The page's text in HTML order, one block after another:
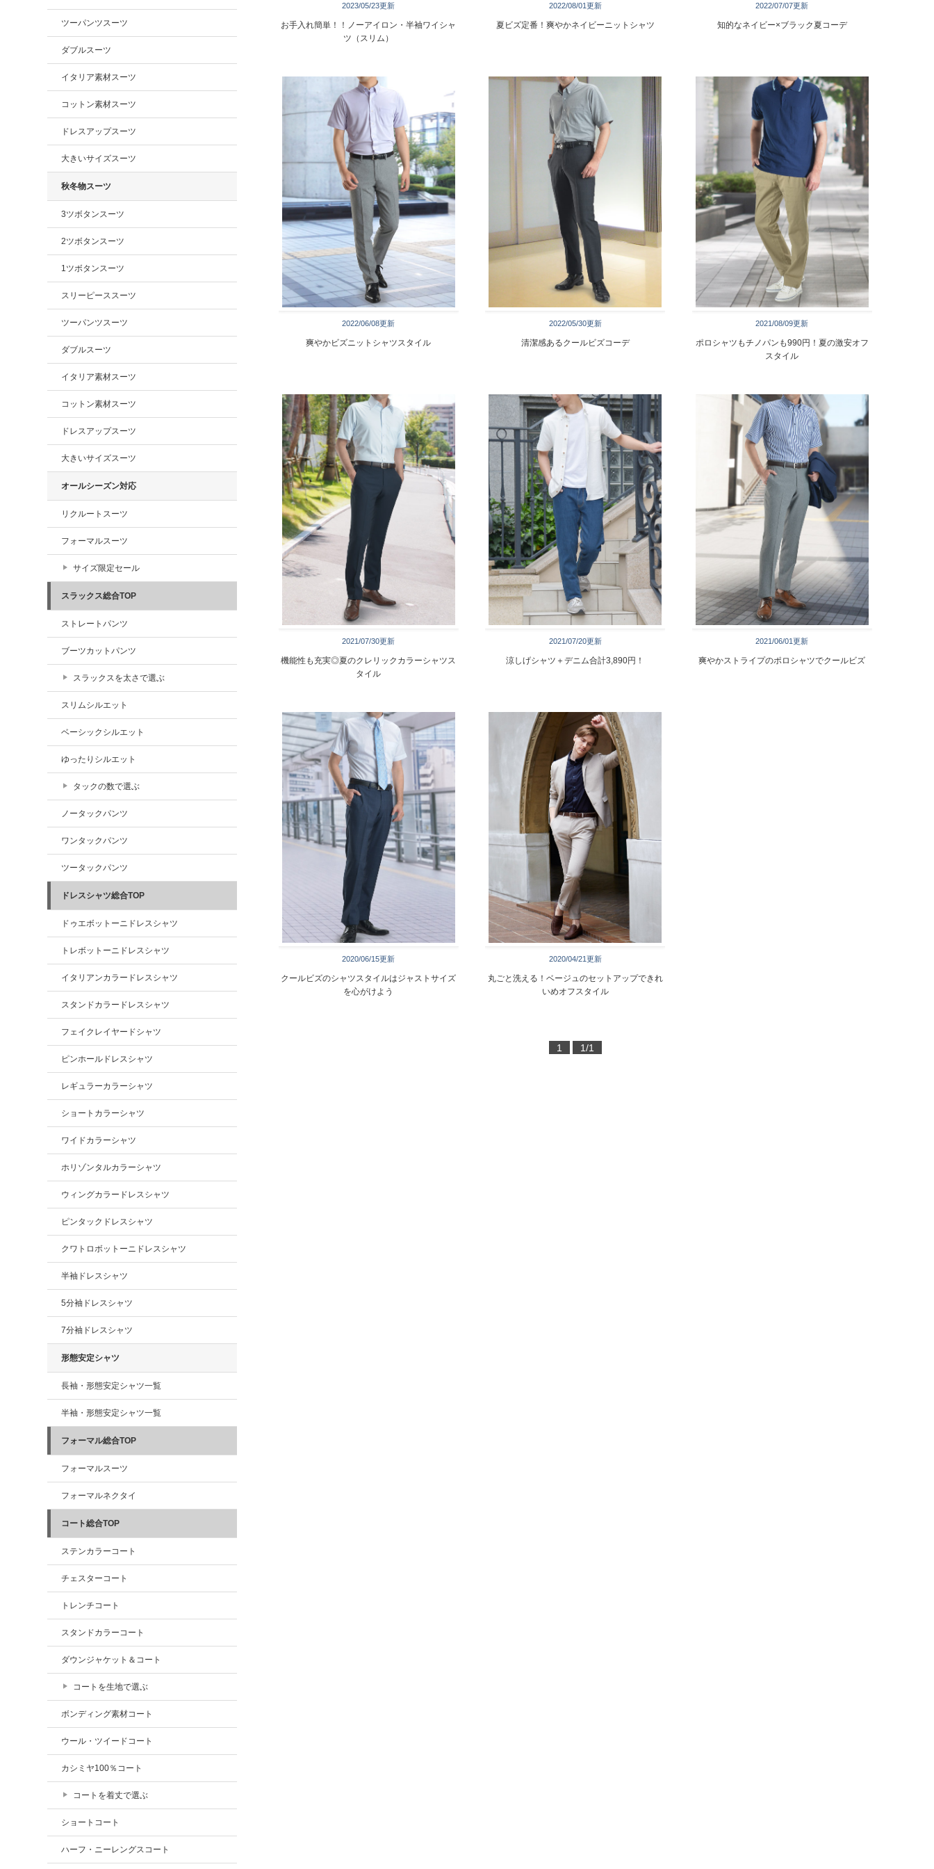
2023/05/23更新
お手入れ簡単！！ノーアイロン・半袖ワイシャ
ツ（スリム）
2022/08/01更新
夏ビズ定番！爽やかネイビーニットシャツ
2022/07/07更新
知的なネイビー×ブラック夏コーデ
2022/06/08更新
爽やかビズニットシャツスタイル
2022/05/30更新
清潔感あるクールビズコーデ
2021/08/09更新
ポロシャツもチノパンも990円！夏の激安オフ
スタイル
2021/07/30更新
機能性も充実◎夏のクレリックカラーシャツス
タイル
2021/07/20更新
涼しげシャツ＋デニム合計3,890円！
2021/06/01更新
爽やかストライプのポロシャツでクールビズ
2020/06/15更新
クールビズのシャツスタイルはジャストサイズ
を心がけよう
2020/04/21更新
丸ごと洗える！ベージュのセットアップできれ
いめオフスタイル
1 1/1
ツーパンツスーツ
ダブルスーツ
イタリア素材スーツ
コットン素材スーツ
ドレスアップスーツ
大きいサイズスーツ
秋冬物スーツ
3ツボタンスーツ
2ツボタンスーツ
1ツボタンスーツ
スリーピーススーツ
ツーパンツスーツ
ダブルスーツ
イタリア素材スーツ
コットン素材スーツ
ドレスアップスーツ
大きいサイズスーツ
オールシーズン対応
リクルートスーツ
フォーマルスーツ
サイズ限定セール
スラックス総合TOP
ストレートパンツ
ブーツカットパンツ
スラックスを太さで選ぶ
スリムシルエット
ベーシックシルエット
ゆったりシルエット
タックの数で選ぶ
ノータックパンツ
ワンタックパンツ
ツータックパンツ
ドレスシャツ総合TOP
ドゥエボットーニドレスシャツ
トレボットーニドレスシャツ
イタリアンカラードレスシャツ
スタンドカラードレスシャツ
フェイクレイヤードシャツ
ピンホールドレスシャツ
レギュラーカラーシャツ
ショートカラーシャツ
ワイドカラーシャツ
ホリゾンタルカラーシャツ
ウィングカラードレスシャツ
ピンタックドレスシャツ
クワトロボットーニドレスシャツ
半袖ドレスシャツ
5分袖ドレスシャツ
7分袖ドレスシャツ
形態安定シャツ
長袖・形態安定シャツ一覧
半袖・形態安定シャツ一覧
フォーマル総合TOP
フォーマルスーツ
フォーマルネクタイ
コート総合TOP
ステンカラーコート
チェスターコート
トレンチコート
スタンドカラーコート
ダウンジャケット＆コート
コートを生地で選ぶ
ボンディング素材コート
ウール・ツイードコート
カシミヤ100％コート
コートを着丈で選ぶ
ショートコート
ハーフ・ニーレングスコート